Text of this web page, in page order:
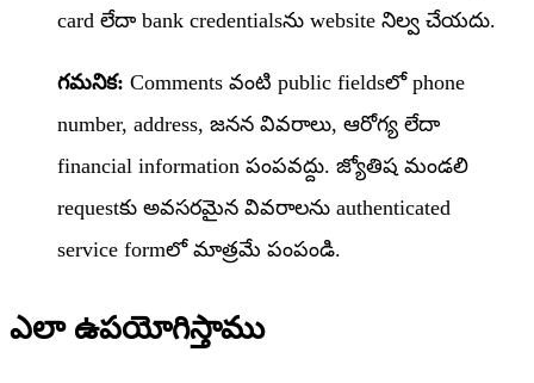
card లేదా bank credentialsను website నిల్వ చేయదు.
గమనిక: Comments వంటి public fieldsలో phone
number, address, జనన వివరాలు, ఆరోగ్య లేదా
financial information పంపవద్దు. జ్యోతిష మండలి
requestకు అవసరమైన వివరాలను authenticated
service formలో మాత్రమే పంపండి.
ఎలా ఉపయోగిస్తాము